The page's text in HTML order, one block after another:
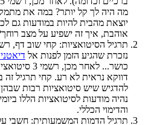
מה היה לך קל יותר? במה את
יוצאת מהבית להיות במודעות גם
אוהבת, איך זה ישפיע על מצב
נזכרת שהגיע הזמן לפנות אל
כושר... לאחר
דווקא נראית לא רע. קחי תרגיל
להדגיש שיש סיטואציות רבות
נהיה מודעות לסיטואציות הללו
והדימוי הכללי.